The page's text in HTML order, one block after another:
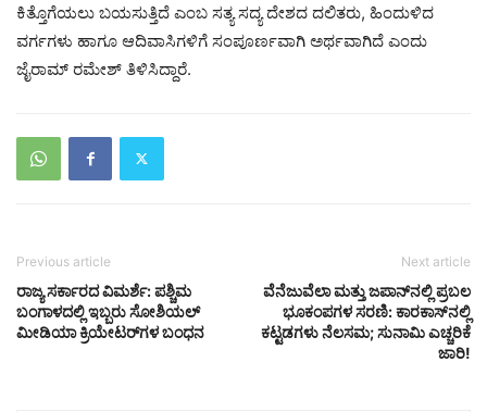
ಕಿತ್ತೊಗೆಯಲು ಬಯಸುತ್ತಿದೆ ಎಂಬ ಸತ್ಯ ಸದ್ಯ ದೇಶದ ದಲಿತರು, ಹಿಂದುಳಿದ
ವರ್ಗಗಳು ಹಾಗೂ ಆದಿವಾಸಿಗಳಿಗೆ ಸಂಪೂರ್ಣವಾಗಿ ಅರ್ಥವಾಗಿದೆ ಎಂದು
ಜೈರಾಮ್ ರಮೇಶ್ ತಿಳಿಸಿದ್ದಾರೆ.
Previous article
ರಾಜ್ಯ ಸರ್ಕಾರದ ವಿಮರ್ಶೆ: ಪಶ್ಚಿಮ
ಬಂಗಾಳದಲ್ಲಿ ಇಬ್ಬರು ಸೋಶಿಯಲ್
ಮೀಡಿಯಾ ಕ್ರಿಯೇಟರ್‌ಗಳ ಬಂಧನ
Next article
ವೆನೆಜುವೆಲಾ ಮತ್ತು ಜಪಾನ್‌ನಲ್ಲಿ ಪ್ರಬಲ
ಭೂಕಂಪಗಳ ಸರಣಿ: ಕಾರಕಾಸ್‌ನಲ್ಲಿ
ಕಟ್ಟಡಗಳು ನೆಲಸಮ; ಸುನಾಮಿ ಎಚ್ಚರಿಕೆ
ಜಾರಿ!